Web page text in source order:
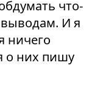
что-
И я
ничего
о них пишу